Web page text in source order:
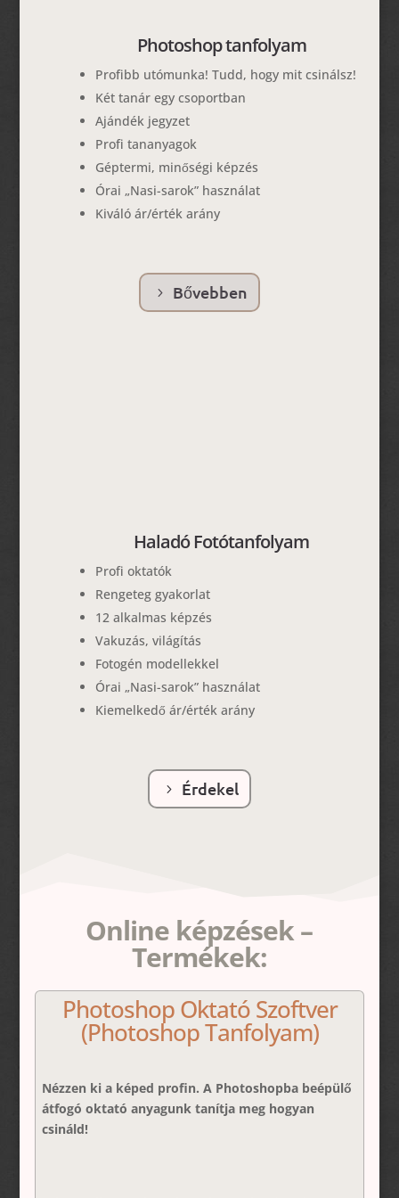
Photoshop tanfolyam
Profibb utómunka! Tudd, hogy mit csinálsz!
Két tanár egy csoportban
Ajándék jegyzet
Profi tananyagok
Géptermi, minőségi képzés
Órai „Nasi-sarok” használat
Kiváló ár/érték arány
Bővebben
Haladó Fotótanfolyam
Profi oktatók
Rengeteg gyakorlat
12 alkalmas képzés
Vakuzás, világítás
Fotogén modellekkel
Órai „Nasi-sarok” használat
Kiemelkedő ár/érték arány
Érdekel
Online képzések –
Termékek:
Photoshop Oktató Szoftver
(Photoshop Tanfolyam)
Nézzen ki a képed profin. A Photoshopba beépülő
átfogó oktató anyagunk tanítja meg hogyan
csináld!